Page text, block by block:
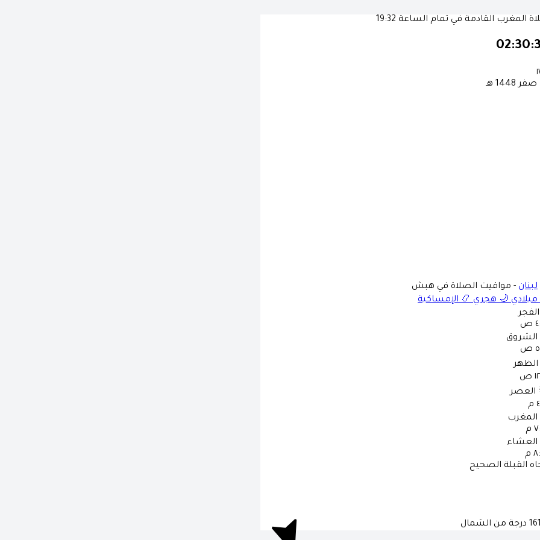
المغرب القادمة في تمام الساعة 19:32
لبنان - مواقيت الصلاة في هبش
ميلادي 🌙 هجري 📿 الإمساكية
الفجر
ص
الشروق
ص
الظهر
ص
العصر
المغرب
م
العشاء
م
القبلة الصحيح
درجة من الشمال